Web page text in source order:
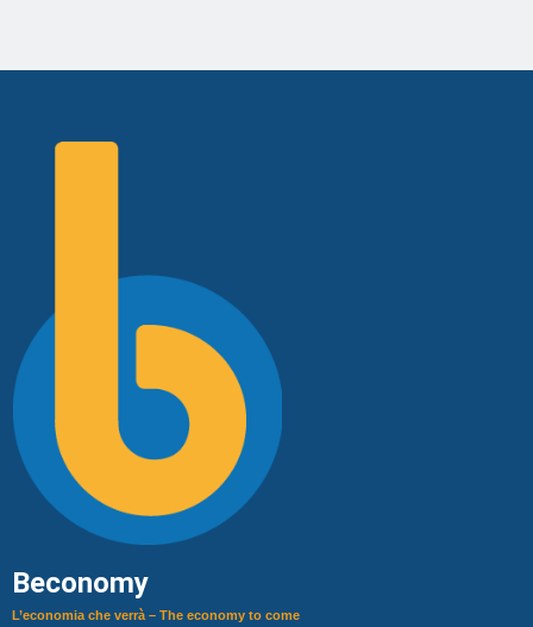
Beconomy
L’economia che verrà – The economy to come